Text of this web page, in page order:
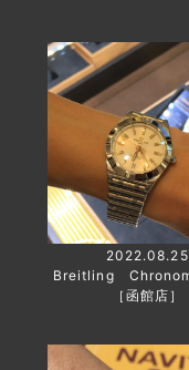
2022.08.25
Breitling
［函館店］